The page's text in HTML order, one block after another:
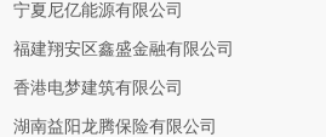
宁夏尼亿能源有限公司
福建翔安区鑫盛金融有限公司
香港电梦建筑有限公司
湖南益阳龙腾保险有限公司